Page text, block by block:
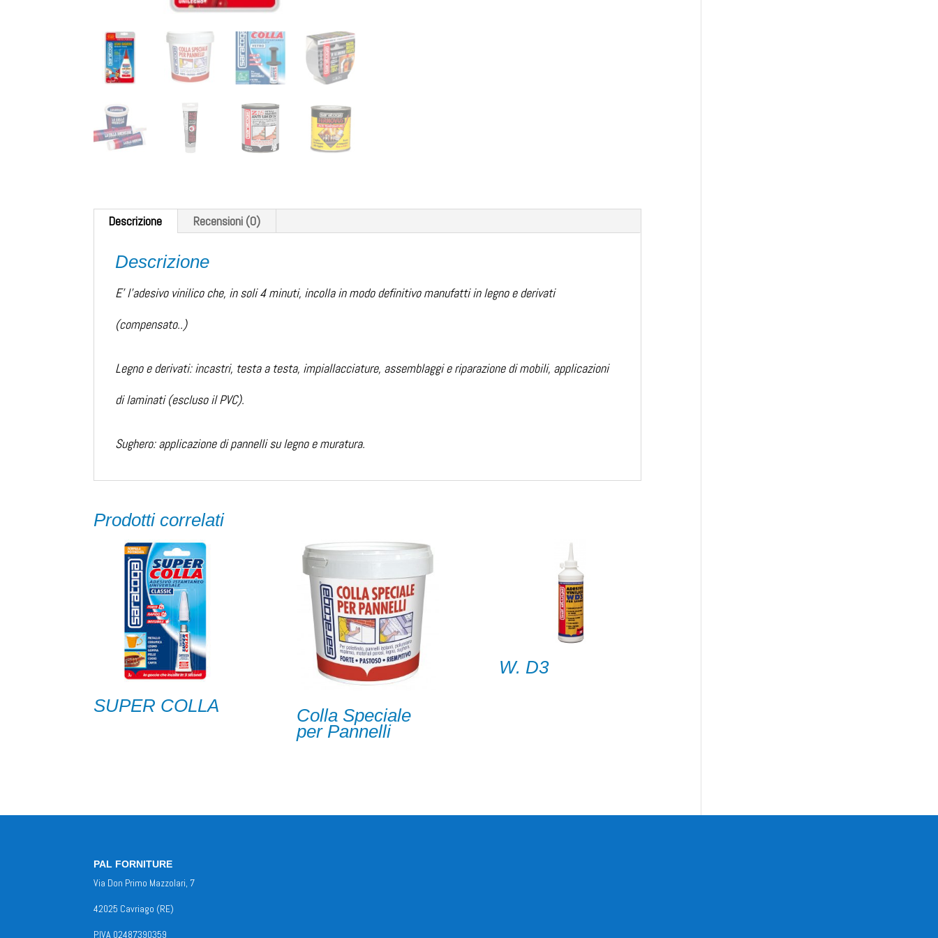
Descrizione Recensioni (0)
Descrizione
E’ l’adesivo vinilico che, in soli 4 minuti, incolla in modo definitivo manufatti in legno e derivati
(compensato..)
Legno e derivati: incastri, testa a testa, impiallacciature, assemblaggi e riparazione di mobili, applicazioni
di laminati (escluso il PVC).
Sughero: applicazione di pannelli su legno e muratura.
Prodotti correlati
SUPER COLLA Colla Speciale
per Pannelli
W. D3
PAL FORNITURE
Via Don Primo Mazzolari, 7
42025 Cavriago (RE)
P.IVA 02487390359